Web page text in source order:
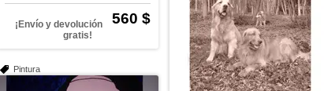
560 $
¡Envío y devolución
gratis!
Pintura